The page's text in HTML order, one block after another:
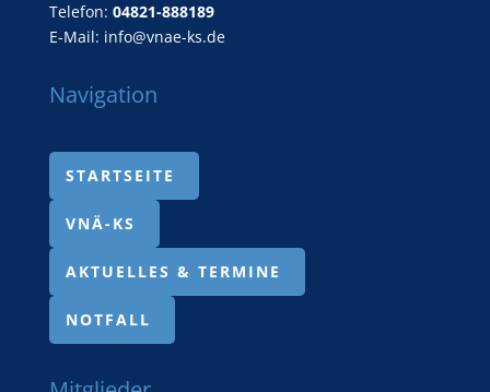
Telefon: 04821-888189
E-Mail: info@vnae-ks.de
Navigation
NOTFALL
AKTUELLES & TERMINE
VNÄ-KS
STARTSEITE